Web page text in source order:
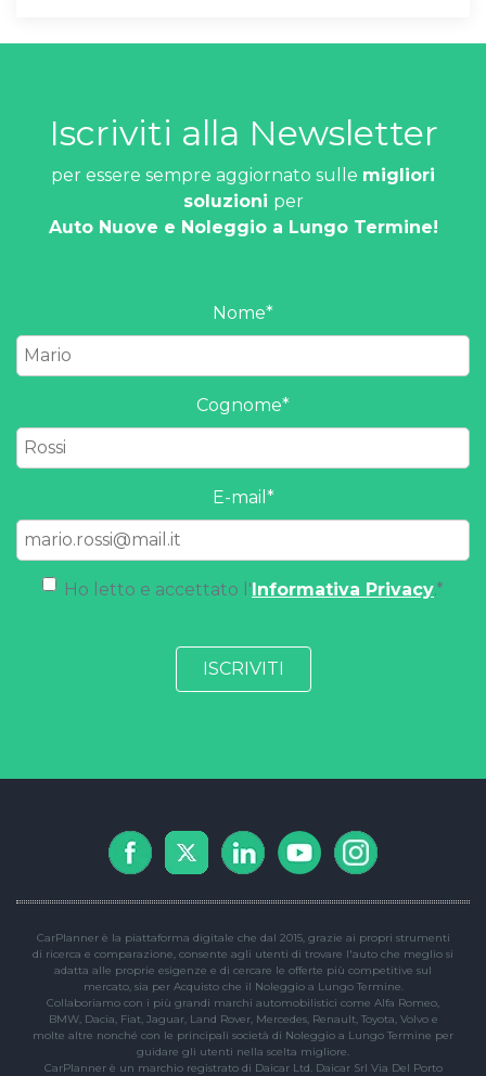
Iscriviti alla Newsletter
per essere sempre aggiornato sulle migliori
soluzioni per
Auto Nuove e Noleggio a Lungo Termine!
Nome*
Cognome*
E-mail *
Ho letto e accettato l' Informativa Privacy.*
CarPlanner è la piattaforma digitale che dal 2015, grazie ai propri strumenti
di ricerca e comparazione, consente agli utenti di trovare l'auto che meglio si
adatta alle proprie esigenze e di cercare le offerte più competitive sul
mercato, sia per Acquisto che il Noleggio a Lungo Termine.
Collaboriamo con i più grandi marchi automobilistici come Alfa Romeo,
BMW, Dacia, Fiat, Jaguar, Land Rover, Mercedes, Renault, Toyota, Volvo e
molte altre nonché con le principali società di Noleggio a Lungo Termine per
guidare gli utenti nella scelta migliore.
CarPlanner è un marchio registrato di Daicar Ltd. Daicar Srl Via Del Porto